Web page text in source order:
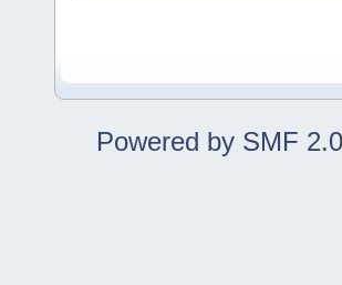
Powered by SMF